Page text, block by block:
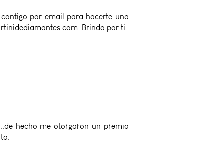
por email para hacerte una
Brindo por ti.
hecho me otorgaron un premio